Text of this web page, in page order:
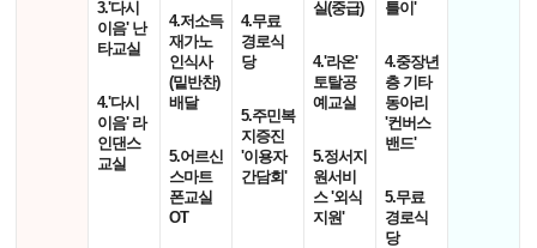
3.'다시
이음' 난
타교실
4.'다시
이음' 라
인댄스
교실
4.저소득
재가노
인식사
(밑반찬)
배달
5.어르신
스마트
폰교실
OT
4.무료
경로식
당
5.주민복
지증진
'이용자
간담회'
실(중급)
4.'라온'
토탈공
예교실
5.정서지
원서비
스 '외식
지원'
틀이'
4.중장년
층 기타
동아리
'컨버스
밴드'
5.무료
경로식
당